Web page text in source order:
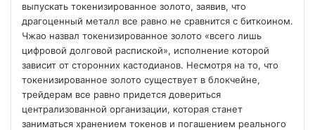
выпускать токенизированное золото, заявив, что
драгоценный металл все равно не сравнится с биткоином.
Чжао назвал токенизированное золото «всего лишь
цифровой долговой распиской», исполнение которой
зависит от сторонних кастодианов. Несмотря на то, что
токенизированное золото существует в блокчейне,
трейдерам все равно придется довериться
централизованной организации, которая станет
заниматься хранением токенов и погашением реального